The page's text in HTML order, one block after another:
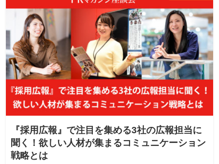
『採用広報』で注目を集める3社の広報担当に
聞く！欲しい人材が集まるコミュニケーション
戦略とは